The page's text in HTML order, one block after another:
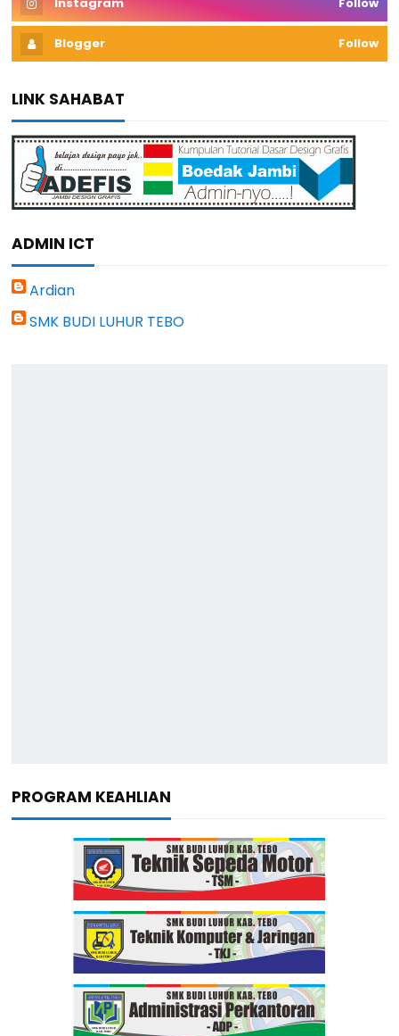
Blogger Follow
LINK SAHABAT
ADMIN ICT
Ardian
SMK BUDI LUHUR TEBO
PROGRAM KEAHLIAN